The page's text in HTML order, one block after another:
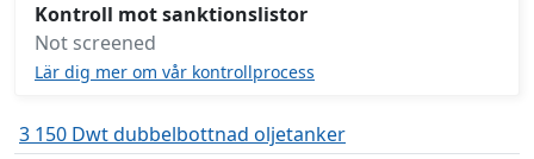
Kontroll mot sanktionslistor
Not screened
Lär dig mer om vår kontrollprocess
3 150 Dwt dubbelbottnad oljetanker